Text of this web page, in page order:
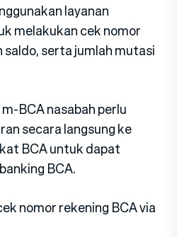
layanan
melakukan cek nomor
saldo, serta jumlah mutasi
BCA nasabah perlu
secara langsung ke
BCA untuk dapat
BCA.
nomor rekening BCA via